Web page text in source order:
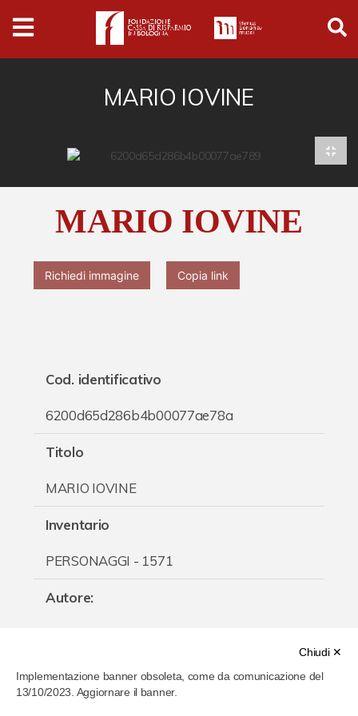
Archivio
Ferrari
Archivio Digitale
Arte e cultura
Musica cinema e spettacolo
Chi è Paolo Ferrari
Contattaci
MARIO IOVINE
MARIO IOVINE
Richiedi immagine Copia link
Cod. identificativo
6200d65d286b4b00077ae78a
Titolo
MARIO IOVINE
Inventario
PERSONAGGI - 1571
Autore:
Categoria
Chiudi ✕
Implementazione banner obsoleta, come da comunicazione del
13/10/2023. Aggiornare il banner.